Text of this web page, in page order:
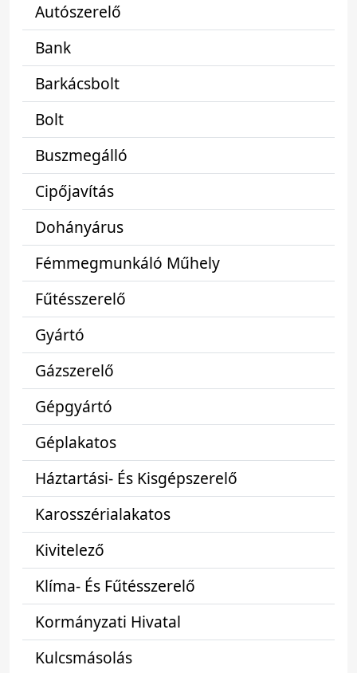
Autószerelő
Bank
Barkácsbolt
Bolt
Buszmegálló
Cipőjavítás
Dohányárus
Fémmegmunkáló Műhely
Fűtésszerelő
Gyártó
Gázszerelő
Gépgyártó
Géplakatos
Háztartási- És Kisgépszerelő
Karosszérialakatos
Kivitelező
Klíma- És Fűtésszerelő
Kormányzati Hivatal
Kulcsmásolás